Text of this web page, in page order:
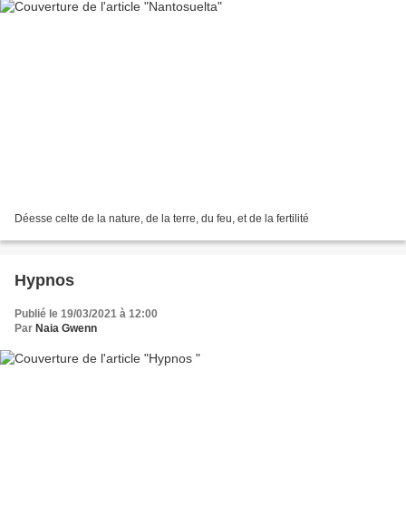
Déesse celte de la nature, de la terre, du feu, et de la fertilité
Hypnos
Publié le 19/03/2021 à 12:00
Par Naia Gwenn